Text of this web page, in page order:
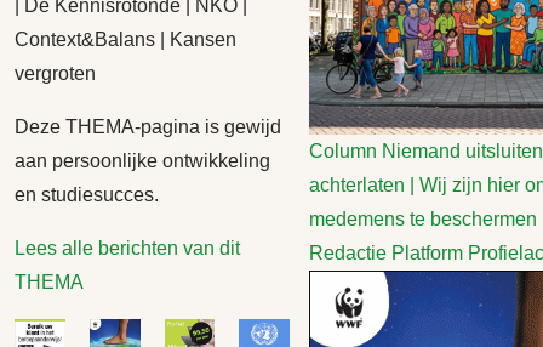
| De Kennisrotonde | NKO |
Context&Balans | Kansen
vergroten
Deze THEMA-pagina is gewijd
aan persoonlijke ontwikkeling
en studiesucces.
Lees alle berichten van dit
THEMA
Column Niemand
achterlaten | Wij zijn hier
medemens te beschermen
Redactie Platform